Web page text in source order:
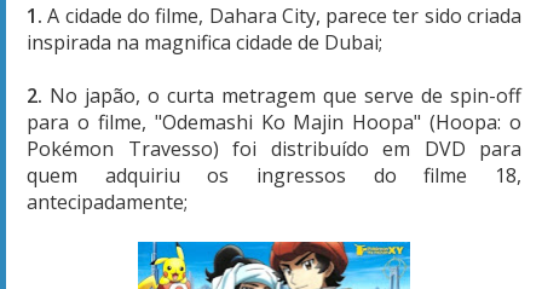
1. A cidade do filme, Dahara City, parece ter sido criada
inspirada na magnifica cidade de Dubai;
2. No japão, o curta metragem que serve de spin-off
para o filme, "Odemashi Ko Majin Hoopa" (Hoopa: o
Pokémon Travesso) foi distribuído em DVD para
quem adquiriu os ingressos do filme 18,
antecipadamente;